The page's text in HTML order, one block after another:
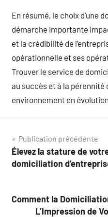
En résumé, le choix d’une
démarche importante
et la crédibilité de
opérationnelle et ses
Trouver le service de
au succès et à la pérennité
environnement en
Navigation
de
Publication précédente
Élevez la stature de
domiciliation
Comment la
L’Impression de